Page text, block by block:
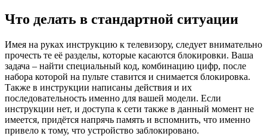
Что делать в стандартной ситуации
Имея на руках инструкцию к телевизору, следует внимательно
прочесть те её разделы, которые касаются блокировки. Ваша
задача – найти специальный код, комбинацию цифр, после
набора которой на пульте ставится и снимается блокировка.
Также в инструкции написаны действия и их
последовательность именно для вашей модели. Если
инструкции нет, и доступа к сети также в данный момент не
имеется, придётся напрячь память и вспомнить, что именно
привело к тому, что устройство заблокировано.